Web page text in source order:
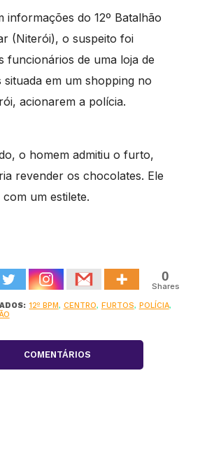
informações do 12º Batalhão
(Niterói), o suspeito foi
funcionários de uma loja de
situada em um shopping no
acionarem a polícia.
o homem admitiu o furto,
revender os chocolates. Ele
um estilete.
0
Shares
12º BPM, CENTRO, FURTOS, POLÍCIA,
COMENTÁRIOS